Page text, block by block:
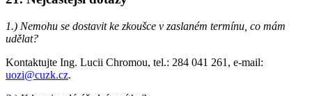
1.) Nemohu se dostavit ke zkoušce v zaslaném termínu, co mám
udělat?
Kontaktujte Ing. Lucii Chromou, tel.: 284 041 261, e-mail:
uozi@cuzk.cz.